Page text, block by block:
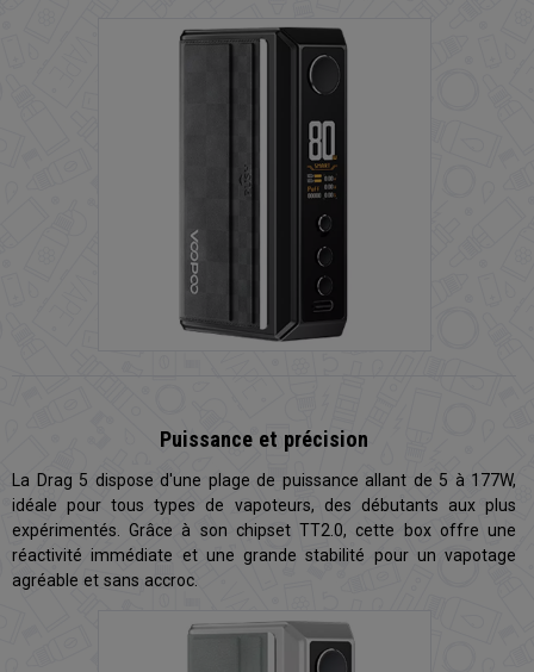
Puissance et précision
La Drag 5 dispose d'une plage de puissance allant de 5 à 177W,
idéale pour tous types de vapoteurs, des débutants aux plus
expérimentés. Grâce à son chipset TT2.0, cette box offre une
réactivité immédiate et une grande stabilité pour un vapotage
agréable et sans accroc.